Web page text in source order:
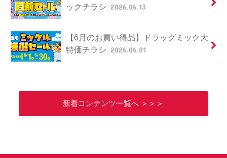
ックチラシ 2026.06.13
【6月のお買い得品】ドラッグミック大
特価チラシ 2026.06.01
新着コンテンツ一覧へ ＞＞＞